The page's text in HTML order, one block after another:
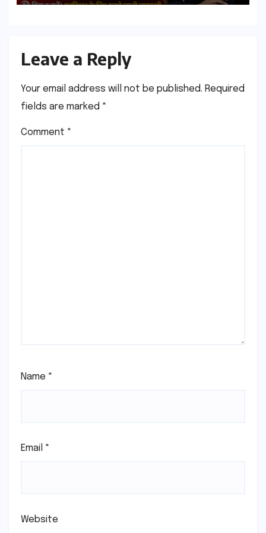
Leave a Reply
Your email address will not be published. Required
fields are marked *
Comment *
Name *
Email *
Website